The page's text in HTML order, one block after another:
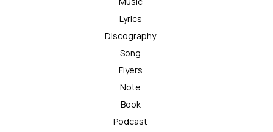
Lyrics
Discography
Song
Flyers
Note
Book
Podcast